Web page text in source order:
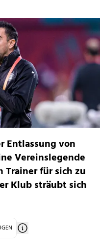
Entlassung von
Vereinslegende
Trainer für sich zu
Klub sträubt sich